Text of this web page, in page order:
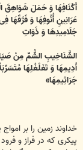
أَکْنَافِهَا وَ حَمَلَ شَوَاهِقَ
عَرَانِینِ أُنُوفِهَا وَ
جَلَامِیدِهَا وَ ذَوَاتِ
الشَّنَاخِیبِ الشُّمِّ مِنْ
أَدِیمِهَا وَ تَغَلْغُلِهَا
جَرَاثِیمِهَا»
خداوند زمین را بر
پیکری که در فراز و